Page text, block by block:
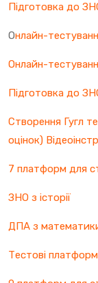
Підготовка до
Онлайн-
Онлайн-
Підготовка до
Створення Гугл
оцінок)
7 платформ для
ЗНО з історії
ДПА з
Тестові